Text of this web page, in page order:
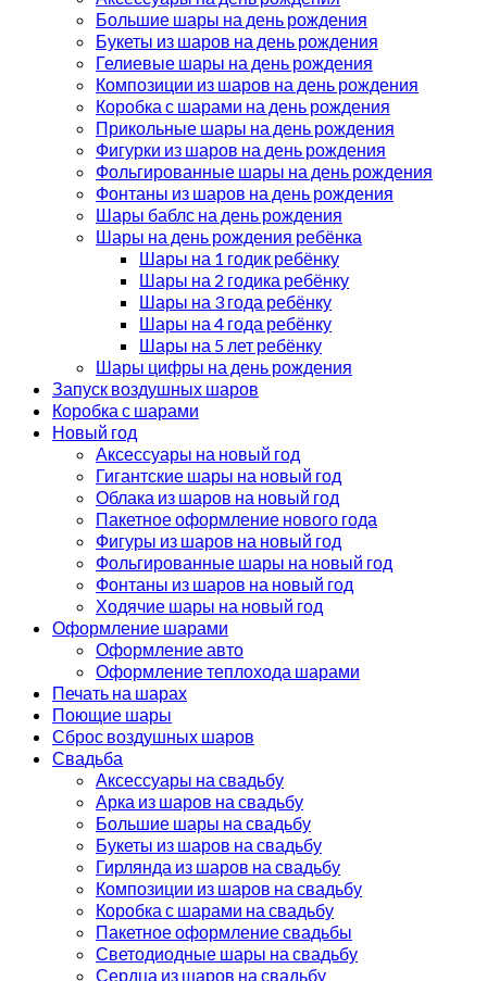
Большие шары на день рождения
Букеты из шаров на день рождения
Гелиевые шары на день рождения
Композиции из шаров на день рождения
Коробка с шарами на день рождения
Прикольные шары на день рождения
Фигурки из шаров на день рождения
Фольгированные шары на день рождения
Фонтаны из шаров на день рождения
Шары баблс на день рождения
Шары на день рождения ребёнка
Шары на 1 годик ребёнку
Шары на 2 годика ребёнку
Шары на 3 года ребёнку
Шары на 4 года ребёнку
Шары на 5 лет ребёнку
Шары цифры на день рождения
Запуск воздушных шаров
Коробка с шарами
Новый год
Аксессуары на новый год
Гигантские шары на новый год
Облака из шаров на новый год
Пакетное оформление нового года
Фигуры из шаров на новый год
Фольгированные шары на новый год
Фонтаны из шаров на новый год
Ходячие шары на новый год
Оформление шарами
Оформление авто
Оформление теплохода шарами
Печать на шарах
Поющие шары
Сброс воздушных шаров
Свадьба
Аксессуары на свадьбу
Арка из шаров на свадьбу
Большие шары на свадьбу
Букеты из шаров на свадьбу
Гирлянда из шаров на свадьбу
Композиции из шаров на свадьбу
Коробка с шарами на свадьбу
Пакетное оформление свадьбы
Светодиодные шары на свадьбу
Сердца из шаров на свадьбу